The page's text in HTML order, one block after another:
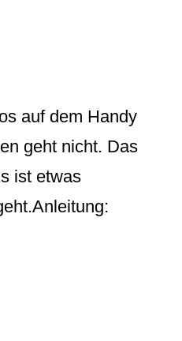
auf dem Handy
geht nicht. Das
ist etwas
Anleitung: